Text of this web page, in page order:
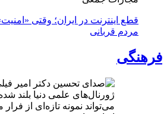
قطع اینترنت در ایران؛ وقتی
مردم قربانی
فرهنگی